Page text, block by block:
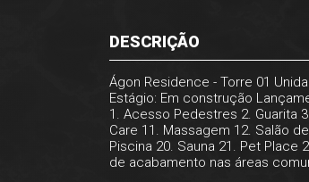
DESCRIÇÃO
Ágon Residence - Torre 01
Estágio: Em construção
1. Acesso Pedestres 2. Guarita
Care 11. Massagem 12. Salão
Piscina 20. Sauna 21. Pet
de acabamento nas áreas